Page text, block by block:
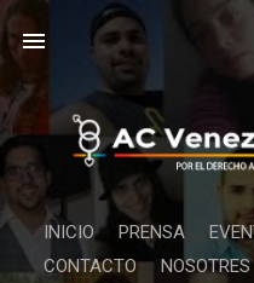
INICIO PRENSA
CONTACTO
NOSOTRES